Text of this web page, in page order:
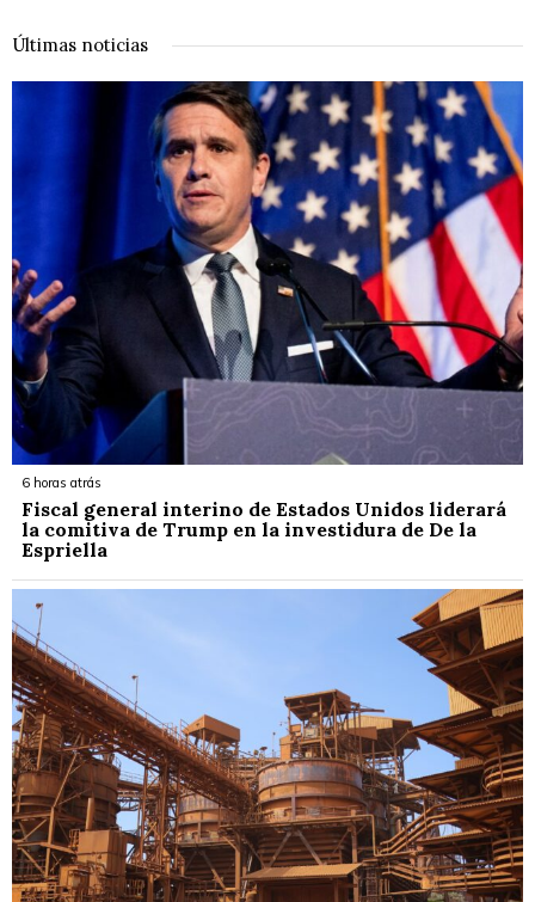
Últimas noticias
6 horas atrás
Fiscal general interino de Estados Unidos liderará
la comitiva de Trump en la investidura de De la
Espriella